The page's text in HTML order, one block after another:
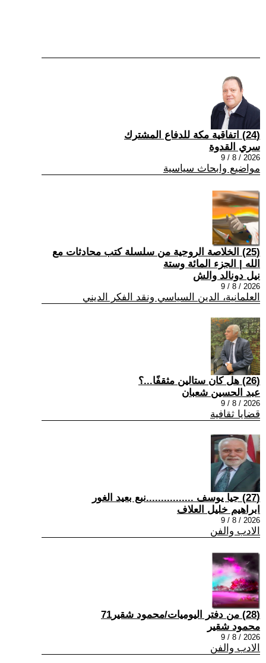
(24) اتفاقية مكة للدفاع المشترك
سري القدوة
2026 / 8 / 9
مواضيع وابحاث سياسية
(25) الخلاصة الروحية من سلسلة كتب محادثات مع
الله | الجزء المائة وستة
نيل دونالد والش
2026 / 8 / 9
العلمانية، الدين السياسي ونقد الفكر الديني
(26) هل كان ستالين مثقفًا...؟
عبد الحسين شعبان
2026 / 8 / 9
قضايا ثقافية
(27) جيا يوسف ................نبع بعيد الغور
ابراهيم خليل العلاف
2026 / 8 / 9
الادب والفن
(28) من دفتر اليوميات/محمود شقير71
محمود شقير
2026 / 8 / 9
الادب والفن